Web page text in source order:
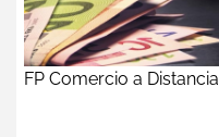
FP Comercio a Distancia